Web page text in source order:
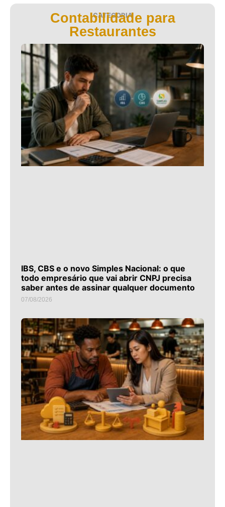
CATEGORIA
Contabilidade para
Restaurantes
IBS, CBS e o novo Simples Nacional: o que
todo empresário que vai abrir CNPJ precisa
saber antes de assinar qualquer documento
07/08/2026